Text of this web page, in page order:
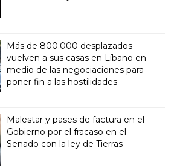
Más de 800.000 desplazados
vuelven a sus casas en Líbano en
medio de las negociaciones para
poner fin a las hostilidades
Malestar y pases de factura en el
Gobierno por el fracaso en el
Senado con la ley de Tierras